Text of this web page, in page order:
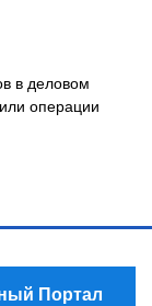
в деловом
операции
Портал